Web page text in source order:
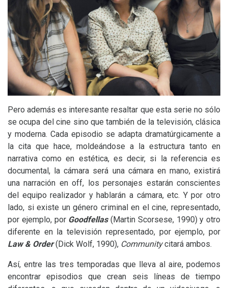
Pero además es interesante resaltar que esta serie no sólo
se ocupa del cine sino que también de la televisión, clásica
y moderna. Cada episodio se adapta dramatúrgicamente a
la cita que hace, moldeándose a la estructura tanto en
narrativa como en estética, es decir, si la referencia es
documental, la cámara será una cámara en mano, existirá
una narración en off, los personajes estarán conscientes
del equipo realizador y hablarán a cámara, etc. Y por otro
lado, si existe un género criminal en el cine, representado,
por ejemplo, por Goodfellas(Martin Scorsese, 1990) y otro
diferente en la televisión representado, por ejemplo, por
Law& Order(Dick Wolf, 1990), Communitycitará ambos.
Así, entre las tres temporadas que lleva al aire, podemos
encontrar episodios que crean seis líneas de tiempo